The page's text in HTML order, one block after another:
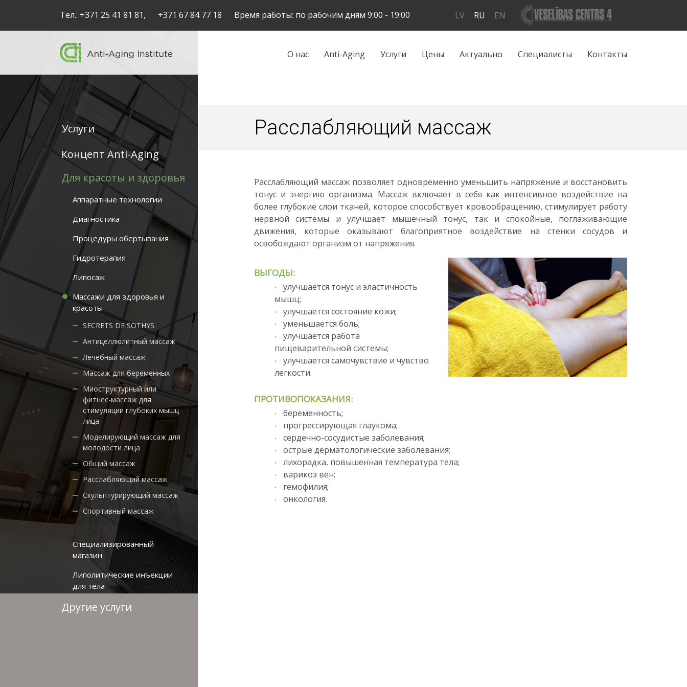
to
main
Тел.: +371 25 41 81 81, +371 67 84 77 18 Время работы: по рабочим дням 9:00 - 19:00 LV RU EN
Galvenā
О нас Anti-Aging Услуги Цены Актуально Специалисты Контакты
Услуги
Service
articles
navigation
Концепт Anti-Aging
Для красоты и здоровья
Аппаратные технологии
Диагностика
Процедуры обертывания
Гидротерапия
Липосаж
Массажи для здоровья и
красоты
SECRETS DE SOTHYS
Антицеллюлитный массаж
Лечебный массаж
Массаж для беременных
Миоструктурный или
фитнес-массаж для
стимуляции глубоких мышц
лица
Моделирующий массаж для
молодости лица
Общий массаж
Расслабляющий массаж
Скульптурирующий массаж
Спортивный массаж
Специализированный
магазин
Липолитические инъекции
для тела
Другие услуги
Расслабляющий массаж
Расслабляющий массаж позволяет одновременно уменьшить напряжение и восстановить
тонус и энергию организма. Массаж включает в себя как интенсивное воздействие на
более глубокие слои тканей, которое способствует кровообращению, стимулирует работу
нервной системы и улучшает мышечный тонус, так и спокойные, поглаживающие
движения, которые оказывают благоприятное воздействие на стенки сосудов и
освобождают организм от напряжения.
ВЫГОДЫ:
улучшается тонус и эластичность
мышц;
улучшается состояние кожи;
уменьшается боль;
улучшается работа
пищеварительной системы;
улучшается самочувствие и чувство
легкости.
ПРОТИВОПОКАЗАНИЯ:
беременность;
прогрессирующая глаукома;
сердечно-сосудистые заболевания;
острые дерматологические заболевания;
лихорадка, повышенная температура тела;
варикоз вен;
гемофилия;
онкология.